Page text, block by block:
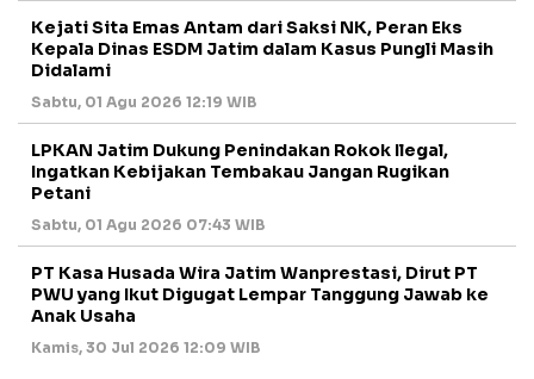
Kejati Sita Emas Antam dari Saksi NK, Peran Eks
Kepala Dinas ESDM Jatim dalam Kasus Pungli Masih
Didalami
Sabtu, 01 Agu 2026 12:19 WIB
LPKAN Jatim Dukung Penindakan Rokok Ilegal,
Ingatkan Kebijakan Tembakau Jangan Rugikan
Petani
Sabtu, 01 Agu 2026 07:43 WIB
PT Kasa Husada Wira Jatim Wanprestasi, Dirut PT
PWU yang Ikut Digugat Lempar Tanggung Jawab ke
Anak Usaha
Kamis, 30 Jul 2026 12:09 WIB